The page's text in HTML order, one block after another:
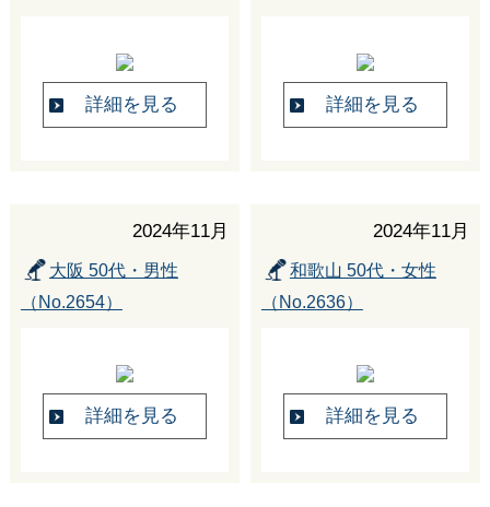
詳細を見る 詳細を見る
2024年11月
大阪 50代・男性
（No.2654）
詳細を見る
2024年11月
和歌山 50代・女性
（No.2636）
詳細を見る